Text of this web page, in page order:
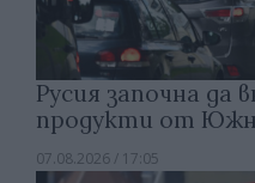
Русия започна да
продукти от
07.08.2026 / 17:05